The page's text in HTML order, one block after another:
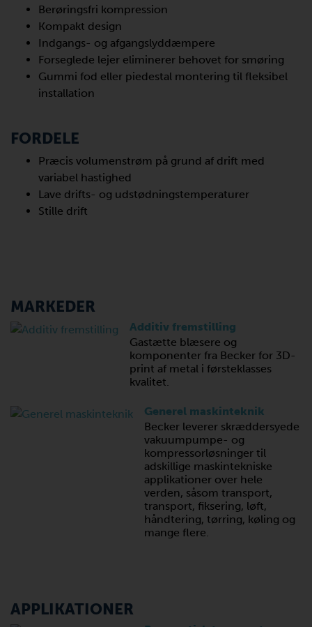
Berøringsfri kompression
Kompakt design
Indgangs- og afgangslyddæmpere
Forseglede lejer eliminerer behovet for smøring
Gummi fod eller piedestal montering til fleksibel
installation
FORDELE
Præcis volumenstrøm på grund af drift med
variabel hastighed
Lave drifts- og udstødningstemperaturer
Stille drift
MARKEDER
Additiv fremstilling
Gastætte blæsere og
komponenter fra Becker for 3D-
print af metal i førsteklasses
kvalitet.
Generel maskinteknik
Becker leverer skræddersyede
vakuumpumpe- og
kompressorløsninger til
adskillige maskintekniske
applikationer over hele
verden, såsom transport,
transport, fiksering, løft,
håndtering, tørring, køling og
mange flere.
APPLIKATIONER